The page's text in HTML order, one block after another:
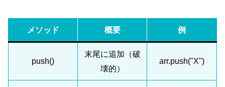
メソッド 概要 例
push()
末尾に追加（破
壊的）
arr.push("X")